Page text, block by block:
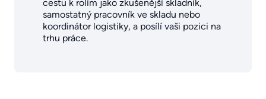
cestu k rolím jako zkušenější skladník,
samostatný pracovník ve skladu nebo
koordinátor logistiky, a posílí vaši pozici na
trhu práce.